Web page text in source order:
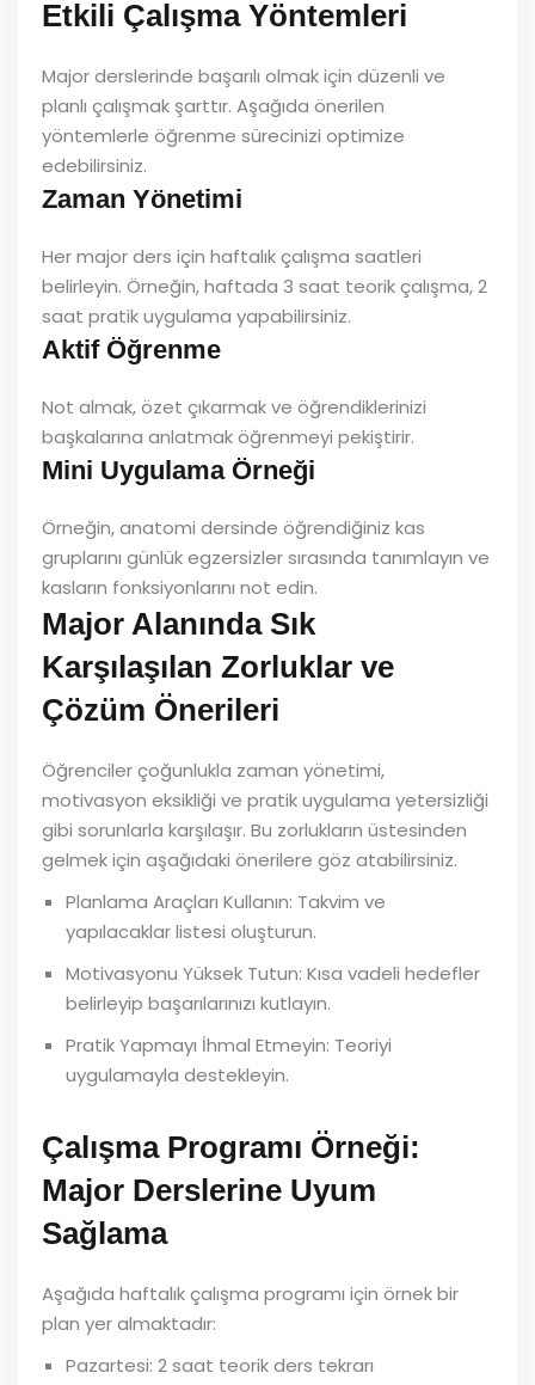
Etkili Çalışma Yöntemleri
Major derslerinde başarılı olmak için düzenli ve
planlı çalışmak şarttır. Aşağıda önerilen
yöntemlerle öğrenme sürecinizi optimize
edebilirsiniz.
Zaman Yönetimi
Her major ders için haftalık çalışma saatleri
belirleyin. Örneğin, haftada 3 saat teorik çalışma, 2
saat pratik uygulama yapabilirsiniz.
Aktif Öğrenme
Not almak, özet çıkarmak ve öğrendiklerinizi
başkalarına anlatmak öğrenmeyi pekiştirir.
Mini Uygulama Örneği
Örneğin, anatomi dersinde öğrendiğiniz kas
gruplarını günlük egzersizler sırasında tanımlayın ve
kasların fonksiyonlarını not edin.
Major Alanında Sık
Karşılaşılan Zorluklar ve
Çözüm Önerileri
Öğrenciler çoğunlukla zaman yönetimi,
motivasyon eksikliği ve pratik uygulama yetersizliği
gibi sorunlarla karşılaşır. Bu zorlukların üstesinden
gelmek için aşağıdaki önerilere göz atabilirsiniz.
Planlama Araçları Kullanın: Takvim ve
yapılacaklar listesi oluşturun.
Motivasyonu Yüksek Tutun: Kısa vadeli hedefler
belirleyip başarılarınızı kutlayın.
Pratik Yapmayı İhmal Etmeyin: Teoriyi
uygulamayla destekleyin.
Çalışma Programı Örneği:
Major Derslerine Uyum
Sağlama
Aşağıda haftalık çalışma programı için örnek bir
plan yer almaktadır:
Pazartesi: 2 saat teorik ders tekrarı